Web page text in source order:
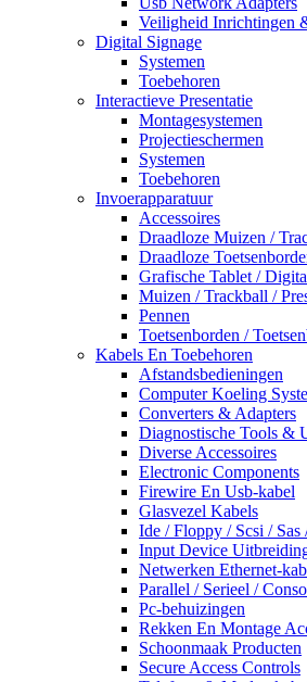
Veiligheid Inrichtingen
Digital Signage
Systemen
Toebehoren
Interactieve Presentatie
Montagesystemen
Projectieschermen
Systemen
Toebehoren
Invoerapparatuur
Accessoires
Draadloze Muizen /
Draadloze
Grafische Tablet /
Muizen / Trackball /
Pennen
Toetsenborden /
Kabels En Toebehoren
Afstandsbedieningen
Computer Koeling
Converters & Adapters
Diagnostische Tools &
Diverse Accessoires
Electronic Components
Firewire En Usb-kabel
Glasvezel Kabels
Ide / Floppy / Scsi / Sas
Input Device
Netwerken Ethernet-
Parallel / Serieel /
Pc-behuizingen
Rekken En Montage
Schoonmaak Producten
Secure Access Controls